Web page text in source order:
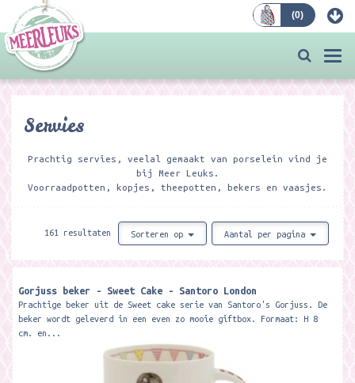
(0)
Servies
Prachtig servies, veelal gemaakt van porselein vind je
bij Meer Leuks.
Voorraadpotten, kopjes, theepotten, bekers en vaasjes.
161 resultaten Sorteren op Aantal per pagina
Gorjuss beker - Sweet Cake - Santoro London
Prachtige beker uit de Sweet cake serie van Santoro's Gorjuss. De
beker wordt geleverd in een even zo mooie giftbox. Formaat: H 8
cm. en...